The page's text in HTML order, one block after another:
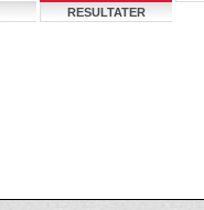
RESULTATER